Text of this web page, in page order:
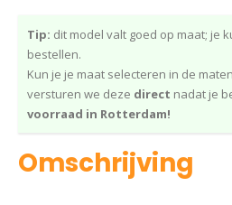
74,95.49,95.
Tip: dit model valt goed op maat; je
bestellen.
Kun je je maat selecteren in de
versturen we deze direct nadat je
voorraad in Rotterdam!
Omschrijving